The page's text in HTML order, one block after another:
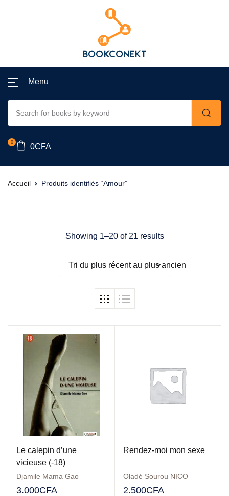
Menu
0
0CFA
Accueil Produits identifiés “Amour”
Showing 1–20 of 21 results
Tri du plus récent au plus ancien
Le calepin d’une
vicieuse (-18)
Djamile Mama Gao
3.000CFA
Rendez-moi mon sexe
Oladé Sourou NICO
2.500CFA